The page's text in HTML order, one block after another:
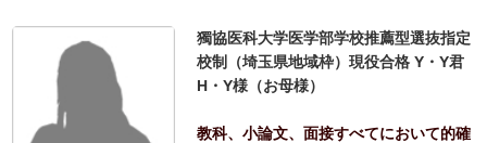
獨協医科大学医学部学校推薦型選抜指定
校制（埼玉県地域枠）現役合格 Y・Y君
H・Y様（お母様）
教科、小論文、面接すべてにおいて的確